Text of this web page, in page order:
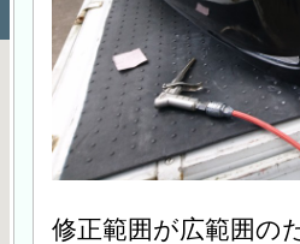
修正範囲が広範囲の